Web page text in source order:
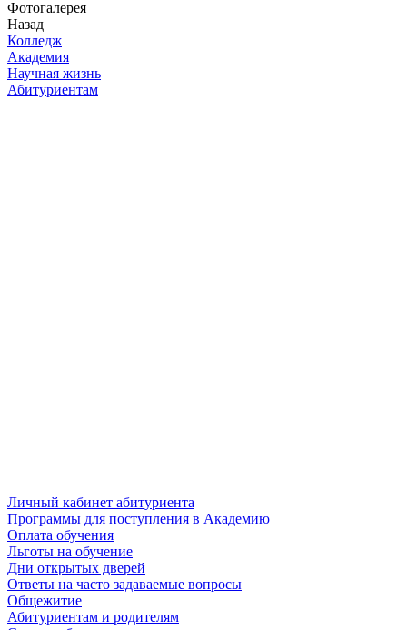
Фотогалерея
Назад
Колледж
Академия
Научная жизнь
Абитуриентам
Личный кабинет абитуриента
Программы для поступления в Академию
Оплата обучения
Льготы на обучение
Дни открытых дверей
Ответы на часто задаваемые вопросы
Общежитие
Абитуриентам и родителям